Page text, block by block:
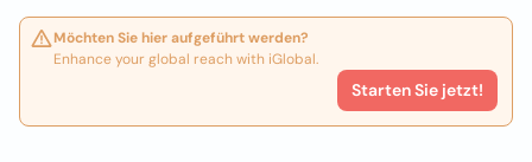
Möchten Sie hier aufgeführt werden?
Enhance your global reach with iGlobal.
Starten Sie jetzt!